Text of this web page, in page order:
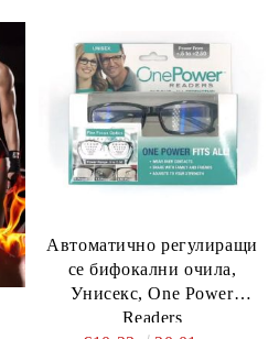
Автоматично регулиращи
се бифокални очила,
Унисекс, One Power
Readers